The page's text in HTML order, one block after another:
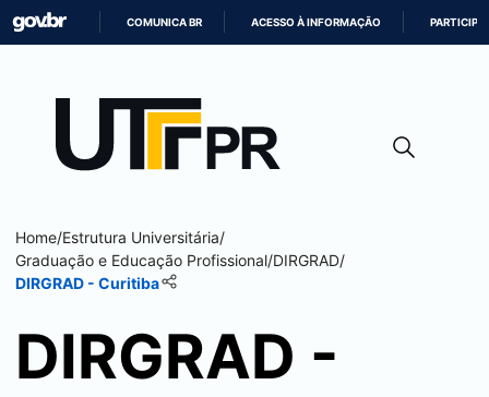
CONTEÚDO
COMUNICA BR ACESSO À INFORMAÇÃO PARTICIPE
Home/Estrutura Universitária/
Graduação e Educação Profissional/DIRGRAD/
DIRGRAD - Curitiba
DIRGRAD -